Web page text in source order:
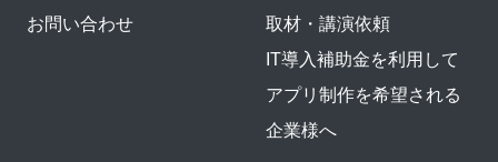
お問い合わせ
取材・講演依頼
IT導入補助金を利用して
アプリ制作を希望される
企業様へ